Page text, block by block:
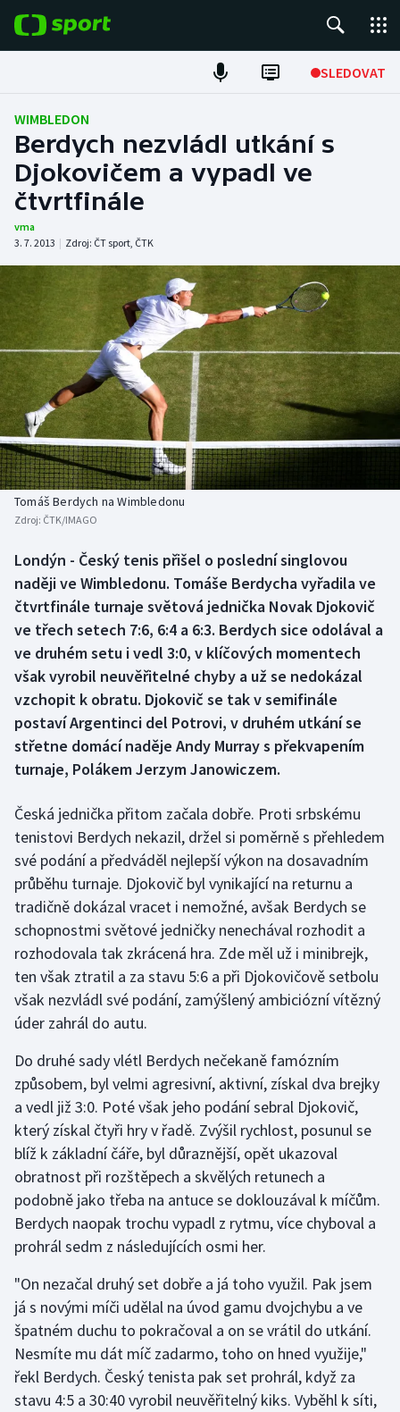
SLEDOVAT
Fotbal
Hokej
Tenis
Atletika
Cyklistika
DALŠÍ SPORTY
Americký fotbal
Baseball a softbal
Basketbal
Biatlon
Box
Curling
Dostihy
Florbal
Futsal
Gymnastika
Házená
Jezdectví
Judo
Krasobruslení
Lezení
Lyže a snowboard
Moderní pětiboj
Motorsport
Olympijské hry
Plavání
Plážový volejbal
Ragby
NEPŘEHLÉDNĚTE
Soutěže
Historické návraty
Aplikace ČT sport
WIMBLEDON
Berdych nezvládl utkání s
Djokovičem a vypadl ve
čtvrtfinále
vma
3. 7. 2013 | Zdroj: ČT sport, ČTK
Tomáš Berdych na Wimbledonu
Zdroj: ČTK/IMAGO
Londýn - Český tenis přišel o poslední singlovou
naději ve Wimbledonu. Tomáše Berdycha vyřadila ve
čtvrtfinále turnaje světová jednička Novak Djokovič
ve třech setech 7:6, 6:4 a 6:3. Berdych sice odolával a
ve druhém setu i vedl 3:0, v klíčových momentech
však vyrobil neuvěřitelné chyby a už se nedokázal
vzchopit k obratu. Djokovič se tak v semifinále
postaví Argentinci del Potrovi, v druhém utkání se
střetne domácí naděje Andy Murray s překvapením
turnaje, Polákem Jerzym Janowiczem.
Česká jednička přitom začala dobře. Proti srbskému
tenistovi Berdych nekazil, držel si poměrně s přehledem
své podání a předváděl nejlepší výkon na dosavadním
průběhu turnaje. Djokovič byl vynikající na returnu a
tradičně dokázal vracet i nemožné, avšak Berdych se
schopnostmi světové jedničky nenechával rozhodit a
rozhodovala tak zkrácená hra. Zde měl už i minibrejk,
ten však ztratil a za stavu 5:6 a při Djokovičově setbolu
však nezvládl své podání, zamýšlený ambiciózní vítězný
úder zahrál do autu.
Do druhé sady vlétl Berdych nečekaně famózním
způsobem, byl velmi agresivní, aktivní, získal dva brejky
a vedl již 3:0. Poté však jeho podání sebral Djokovič,
který získal čtyři hry v řadě. Zvýšil rychlost, posunul se
blíž k základní čáře, byl důraznější, opět ukazoval
obratnost při rozštěpech a skvělých retunech a
podobně jako třeba na antuce se doklouzával k míčům.
Berdych naopak trochu vypadl z rytmu, více chyboval a
prohrál sedm z následujících osmi her.
"On nezačal druhý set dobře a já toho využil. Pak jsem
já s novými míči udělal na úvod gamu dvojchybu a ve
špatném duchu to pokračoval a on se vrátil do utkání.
Nesmíte mu dát míč zadarmo, toho on hned využije,"
řekl Berdych. Český tenista pak set prohrál, když za
stavu 4:5 a 30:40 vyrobil neuvěřitelný kiks. Vyběhl k síti,